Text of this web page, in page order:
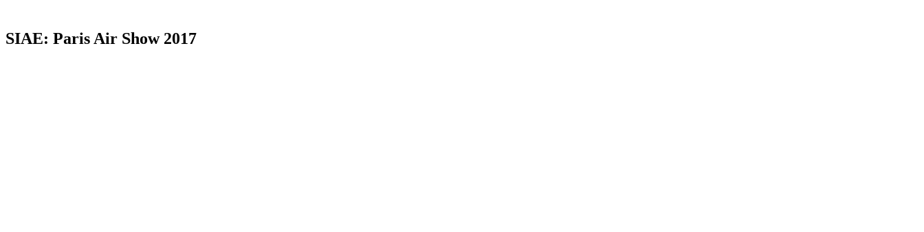
SIAE: Paris Air Show 2017